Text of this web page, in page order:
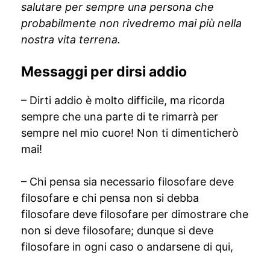
salutare per sempre una persona che
probabilmente non rivedremo mai più nella
nostra vita terrena.
Messaggi per dirsi addio
– Dirti addio è molto difficile, ma ricorda
sempre che una parte di te rimarrà per
sempre nel mio cuore! Non ti dimenticherò
mai!
– Chi pensa sia necessario filosofare deve
filosofare e chi pensa non si debba
filosofare deve filosofare per dimostrare che
non si deve filosofare; dunque si deve
filosofare in ogni caso o andarsene di qui,